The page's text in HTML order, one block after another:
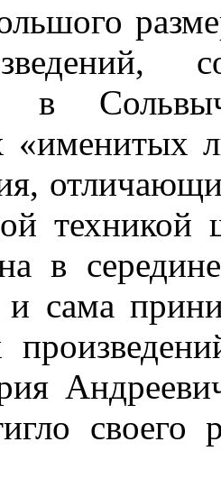
в
«именитых
в
и сама
своего